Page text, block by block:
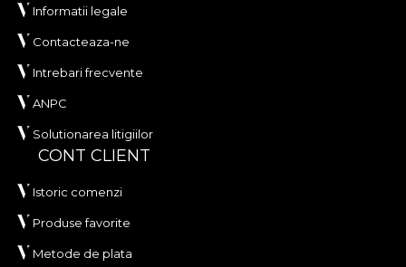
Informatii legale
Contacteaza-ne
Intrebari frecvente
ANPC
Solutionarea litigiilor
CONT CLIENT
Istoric comenzi
Produse favorite
Metode de plata